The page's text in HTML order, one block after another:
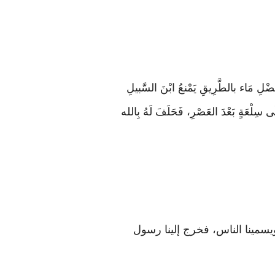
مَاء بالطَّرِيقِ يَمْنعُ ابْنَ السَّبيلِ
سِلْعَةٍ بَعْدَ العَصْرِ، فَحَلَفَ لَهُ بِالله
الناس، فخرج إلينا رسول